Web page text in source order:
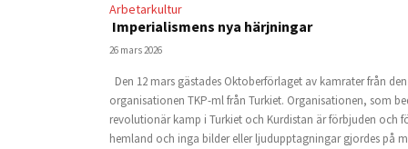
Arbetarkultur
Imperialismens nya härjningar
26 mars 2026
Den 12 mars gästades Oktoberförlaget av kamrater från
organisationen TKP-ml från Turkiet. Organisationen, som
revolutionär kamp i Turkiet och Kurdistan är förbjuden och
hemland och inga bilder eller ljudupptagningar gjordes på